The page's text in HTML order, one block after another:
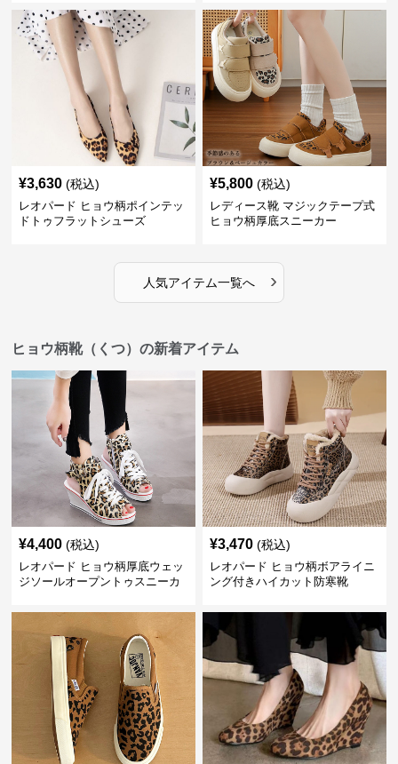
¥3,630 (税込)
レオパード ヒョウ柄ポインテッ
ドトゥフラットシューズ
¥5,800 (税込)
レディース靴 マジックテープ式
ヒョウ柄厚底スニーカー
人気アイテム一覧へ ›
ヒョウ柄靴（くつ）の新着アイテム
¥4,400 (税込)
レオパード ヒョウ柄厚底ウェッ
ジソールオープントゥスニーカ
¥3,470 (税込)
レオパード ヒョウ柄ボアライニ
ング付きハイカット防寒靴